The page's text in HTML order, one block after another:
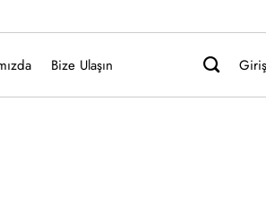
Bize Ulaşın